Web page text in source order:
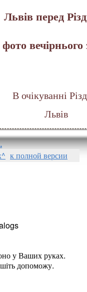
Львів перед
вечірнього
В очікуванні
Львів
к полной версии
у Ваших руках.
допоможу.